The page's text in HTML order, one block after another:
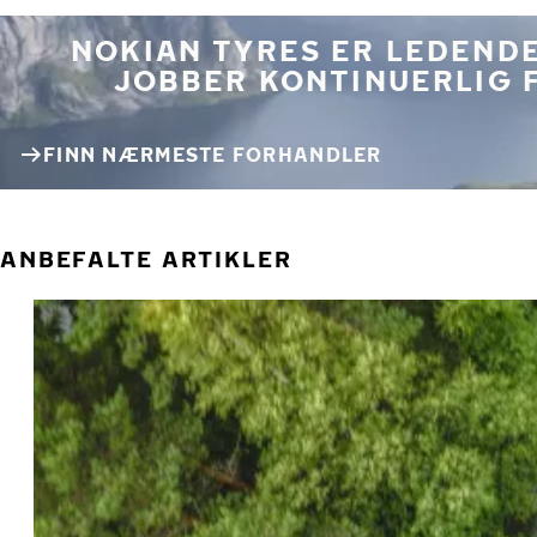
NOKIAN TYRES ER
JOBBER KONTINUERLIG
FINN NÆRMESTE FORHANDLER
ANBEFALTE ARTIKLER